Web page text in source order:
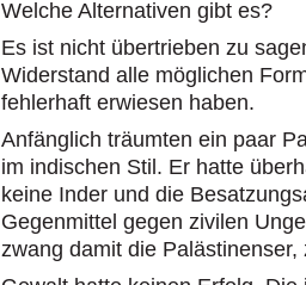
Welche Alternativen gibt es?
Es ist nicht übertrieben zu
Widerstand alle möglichen
fehlerhaft erwiesen haben.
Anfänglich träumten ein paar
im indischen Stil. Er hatte
keine Inder und die
Gegenmittel gegen zivilen
zwang damit die